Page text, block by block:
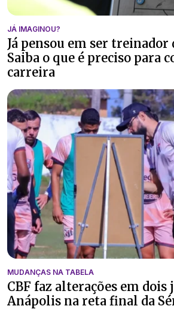
JÁ IMAGINOU?
Já pensou em ser treinador
Saiba o que é preciso para
carreira
MUDANÇAS NA TABELA
CBF faz alterações em dois
Anápolis na reta final da